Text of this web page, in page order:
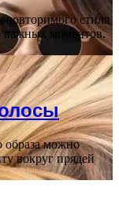
стиля
важных моментов.
образа можно
вокруг прядей